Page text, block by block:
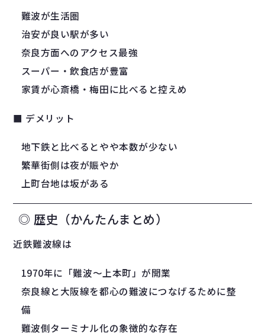
難波が生活圏
治安が良い駅が多い
奈良方面へのアクセス最強
スーパー・飲食店が豊富
家賃が心斎橋・梅田に比べると控えめ
■ デメリット
地下鉄と比べるとやや本数が少ない
繁華街側は夜が賑やか
上町台地は坂がある
◎ 歴史（かんたんまとめ）
近鉄難波線は
1970年に「難波〜上本町」が開業
奈良線と大阪線を都心の難波につなげるために整
備
難波側ターミナル化の象徴的な存在